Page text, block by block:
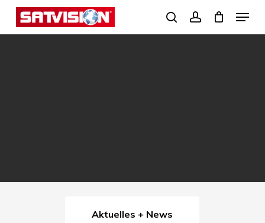
Skip
search
Menu
Aktuelles + News